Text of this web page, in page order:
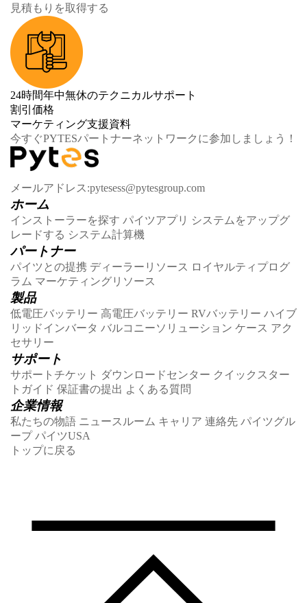
見積もりを取得する
24時間年中無休のテクニカルサポート
割引価格
マーケティング支援資料
今すぐPYTESパートナーネットワークに参加しましょう！
メールアドレス:pytesess@pytesgroup.com
ホーム
インストーラーを探す パイツアプリ システムをアップグ
レードする システム計算機
パートナー
パイツとの提携 ディーラーリソース ロイヤルティプログ
ラム マーケティングリソース
製品
低電圧バッテリー 高電圧バッテリー RVバッテリー ハイブ
リッドインバータ バルコニーソリューション ケース アク
セサリー
サポート
サポートチケット ダウンロードセンター クイックスター
トガイド 保証書の提出 よくある質問
企業情報
私たちの物語 ニュースルーム キャリア 連絡先 パイツグル
ープ パイツUSA
トップに戻る